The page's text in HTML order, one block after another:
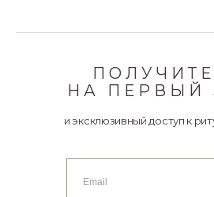
ПОЛУЧИТЕ
НА ПЕРВЫЙ
и эксклюзивный доступ к